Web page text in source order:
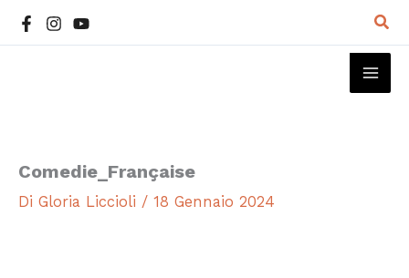
Comedie_Française
Di Gloria Liccioli / 18 Gennaio 2024